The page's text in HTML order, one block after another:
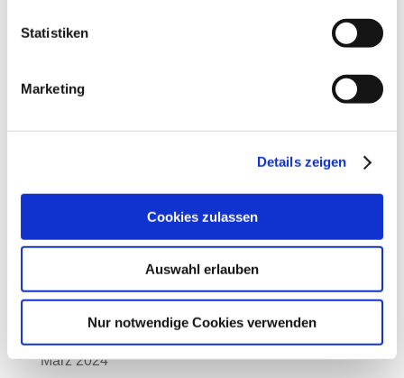
Statistiken
Marketing
Details zeigen
Cookies zulassen
Auswahl erlauben
Nur notwendige Cookies verwenden
Mai 2024
April 2024
März 2024